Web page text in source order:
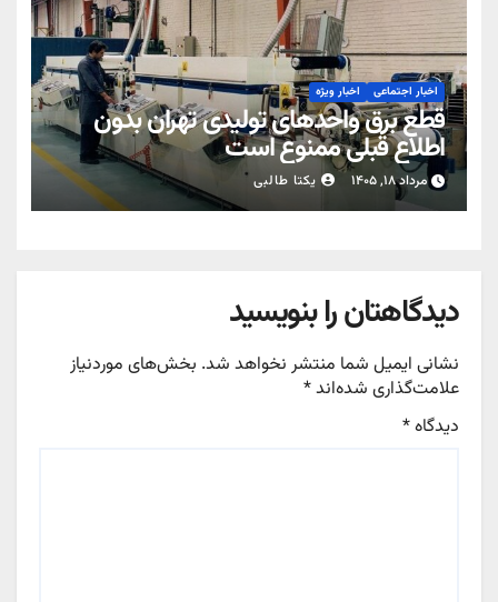
اخبار اجتماعی اخبار ویژه
قطع برق واحدهای تولیدی تهران بدون
اطلاع قبلی ممنوع است
مرداد ۱۸, ۱۴۰۵ یکتا طالبی
دیدگاهتان را بنویسید
نشانی ایمیل شما منتشر نخواهد شد. بخش‌های موردنیاز
علامت‌گذاری شده‌اند*
دیدگاه*